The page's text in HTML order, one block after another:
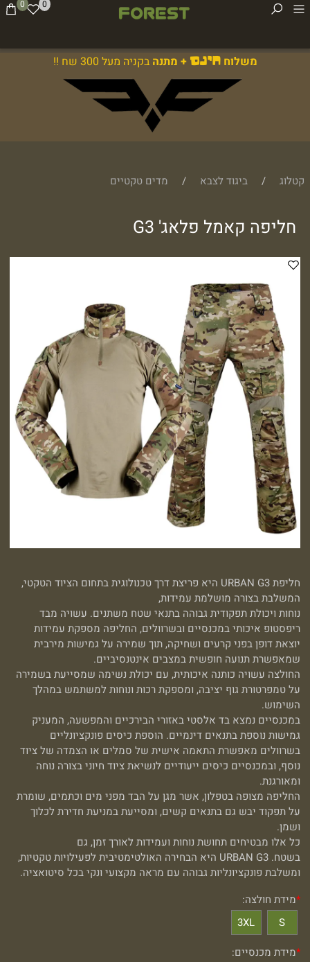
משלוחחינם + מתנהבקניה מעל 300 שח !!
0 0
קטלוג / ביגוד לצבא / מדים טקטיים
חליפה קאמל פלאג' G3
חליפת URBAN G3 היא פריצת דרך טכנולוגית בתחום הציוד הטקטי,
המשלבת בצורה מושלמת עמידות,
נוחות ויכולת תפקודית גבוהה בתנאי שטח משתנים. עשויה מבד
ריפסטופ איכותי במכנסיים ובשרוולים, החליפה מספקת עמידות
יוצאת דופן בפני קרעים ושחיקה, תוך שמירה על גמישות מירבית
שמאפשרת תנועה חופשית במצבים אינטנסיביים.
החולצה עשויה כותנה איכותית, עם יכולת נשימה שמסייעת בשמירה
על טמפרטורת גוף יציבה, ומספקת רכות ונוחות למשתמש במהלך
השימוש.
במכנסיים נמצא בד אלסטי באזורי הבירכיים והמפשעה, המעניק
גמישות נוספת בתנאים דינמיים. הוספת כיסים פונקציונליים
בשרוולים מאפשרת התאמה אישית של סמלים או הצמדה של ציוד
נוסף, ובמכנסיים כיסים ייעודיים לנשיאת ציוד חיוני בצורה נוחה
ומאורגנת.
החליפה מצופה בטפלון, אשר מגן על הבד מפני מים וכתמים, שומרת
על תפקוד יבש גם בתנאים קשים, ומסייעת במניעת חדירת לכלוך
ושמן.
כל אלו מבטיחים תחושת נוחות ועמידות לאורך זמן, גם
בשטח. URBAN G3 היא הבחירה האולטימטיבית לפעילויות טקטיות,
ומשלבת פונקציונליות גבוהה עם מראה מקצועי ונקי בכל סיטואציה.
*מידת חולצה:
S
3XL
*מידת מכנסיים: